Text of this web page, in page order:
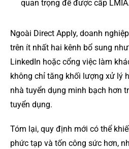
quan trọng để được cấp LMIA.
Ngoài Direct Apply, doanh
trên ít nhất hai kênh bổ sung
LinkedIn hoặc cổng việc làm
không chỉ tăng khối lượng xử lý
nhà tuyển dụng minh bạch hơn
tuyển dụng.
Tóm lại, quy định mới có thể
phức tạp và tốn công sức hơn,